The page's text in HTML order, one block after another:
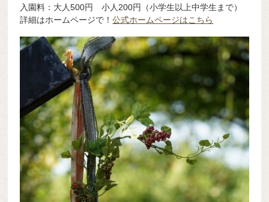
入園料：大人500円 小人200円（小学生以上中学生まで）
詳細はホームページで！公式ホームページはこちら